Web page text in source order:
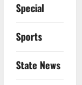
Special
Sports
State News